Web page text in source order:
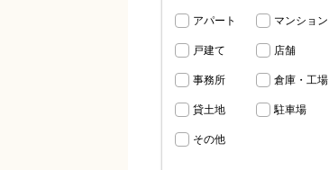
アパート マンション
戸建て 店舗
事務所 倉庫・工場
貸土地 駐車場
その他